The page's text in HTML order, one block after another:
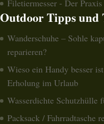
Filetiermesser - Der Praxis
Outdoor Tipps und
Wanderschuhe – Sohle
reparieren?
Wieso ein Handy besser
Erholung im Urlaub
Wasserdichte Schutzhülle
Packsack / Fahrradtasche